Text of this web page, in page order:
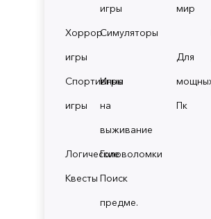
игры
Хоррор
игры
Симуляторы
Спортивные
игры
Игры
на
выживание
ЛогическиеГоловоломки
Квесты Поиск
предме.
мир
Для
Пк